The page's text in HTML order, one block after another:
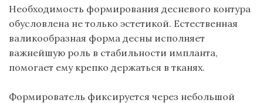
Необходимость формирования десневого контура
обусловлена не только эстетикой. Естественная
валикообразная форма десны исполняет
важнейшую роль в стабильности импланта,
помогает ему крепко держаться в тканях.
Формирователь фиксируется через небольшой